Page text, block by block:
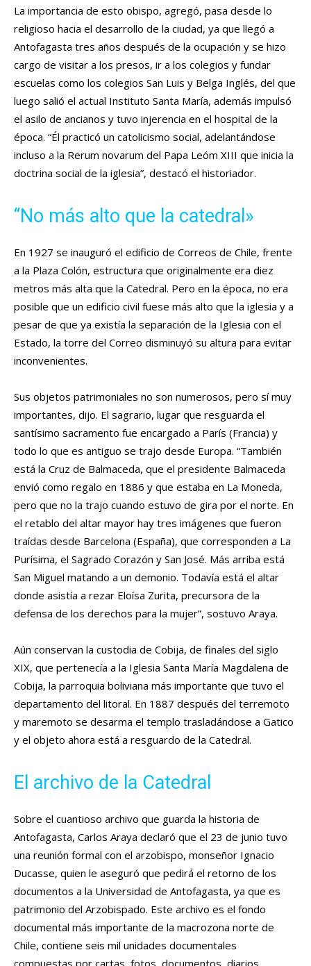
La importancia de esto obispo, agregó, pasa desde lo
religioso hacia el desarrollo de la ciudad, ya que llegó a
Antofagasta tres años después de la ocupación y se hizo
cargo de visitar a los presos, ir a los colegios y fundar
escuelas como los colegios San Luis y Belga Inglés, del que
luego salió el actual Instituto Santa María, además impulsó
el asilo de ancianos y tuvo injerencia en el hospital de la
época. “Él practicó un catolicismo social, adelantándose
incluso a la Rerum novarum del Papa Leóm XIII que inicia la
doctrina social de la iglesia”, destacó el historiador.
“No más alto que la catedral»
En 1927 se inauguró el edificio de Correos de Chile, frente
a la Plaza Colón, estructura que originalmente era diez
metros más alta que la Catedral. Pero en la época, no era
posible que un edificio civil fuese más alto que la iglesia y a
pesar de que ya existía la separación de la Iglesia con el
Estado, la torre del Correo disminuyó su altura para evitar
inconvenientes.
Sus objetos patrimoniales no son numerosos, pero sí muy
importantes, dijo. El sagrario, lugar que resguarda el
santísimo sacramento fue encargado a París (Francia) y
todo lo que es antiguo se trajo desde Europa. “También
está la Cruz de Balmaceda, que el presidente Balmaceda
envió como regalo en 1886 y que estaba en La Moneda,
pero que no la trajo cuando estuvo de gira por el norte. En
el retablo del altar mayor hay tres imágenes que fueron
traídas desde Barcelona (España), que corresponden a La
Purísima, el Sagrado Corazón y San José. Más arriba está
San Miguel matando a un demonio. Todavía está el altar
donde asistía a rezar Eloísa Zurita, precursora de la
defensa de los derechos para la mujer”, sostuvo Araya.
Aún conservan la custodia de Cobija, de finales del siglo
XIX, que pertenecía a la Iglesia Santa María Magdalena de
Cobija, la parroquia boliviana más importante que tuvo el
departamento del litoral. En 1887 después del terremoto
y maremoto se desarma el templo trasladándose a Gatico
y el objeto ahora está a resguardo de la Catedral.
El archivo de la Catedral
Sobre el cuantioso archivo que guarda la historia de
Antofagasta, Carlos Araya declaró que el 23 de junio tuvo
una reunión formal con el arzobispo, monseñor Ignacio
Ducasse, quien le aseguró que pedirá el retorno de los
documentos a la Universidad de Antofagasta, ya que es
patrimonio del Arzobispado. Este archivo es el fondo
documental más importante de la macrozona norte de
Chile, contiene seis mil unidades documentales
compuestas por cartas, fotos, documentos, diarios,